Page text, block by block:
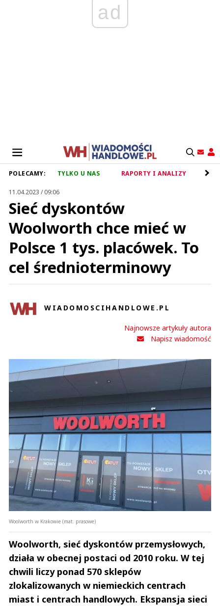
ad
POLECAMY: TYLKO U NAS RAPORTY I ANALIZY
11.04.2023 / 09:06
Sieć dyskontów
Woolworth chce mieć w
Polsce 1 tys. placówek. To
cel średnioterminowy
WIADOMOSCIHANDLOWE.PL
Najnowsze artykuły autora
Napisz wiadomość
Woolworth w Krakowie (mat. prasowe)
Woolworth, sieć dyskontów przemysłowych,
działa w obecnej postaci od 2010 roku. W tej
chwili liczy ponad 570 sklepów
zlokalizowanych w niemieckich centrach
miast i centrach handlowych. Ekspansja sieci